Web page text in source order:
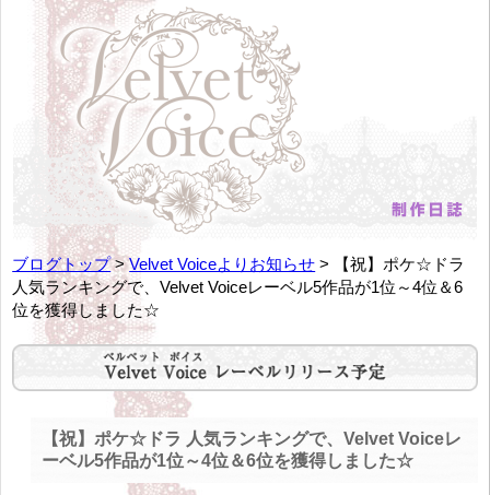
ブログトップ>Velvet Voiceよりお知らせ > 【祝】ポケ☆ドラ
人気ランキングで、Velvet Voiceレーベル5作品が1位～4位＆6
位を獲得しました☆
【祝】ポケ☆ドラ 人気ランキングで、Velvet Voiceレ
ーベル5作品が1位～4位＆6位を獲得しました☆